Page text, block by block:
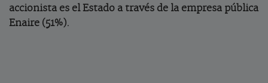
accionista es el Estado a través de la empresa pública
Enaire (51%).